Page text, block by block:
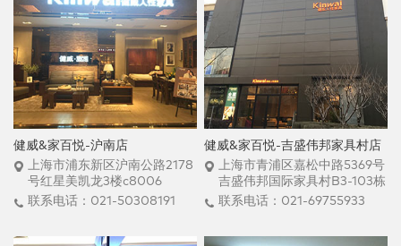
健威&家百悦-沪南店
上海市浦东新区沪南公路2178
号红星美凯龙3楼c8006
联系电话：021-50308191
健威&家百悦-吉盛伟邦家具村店
上海市青浦区嘉松中路5369号
吉盛伟邦国际家具村B3-103栋
联系电话：021-69755933